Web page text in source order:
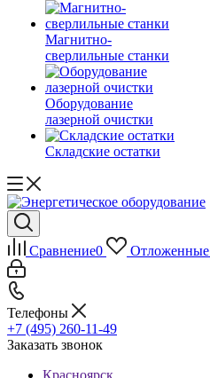
Магнитно-
сверлильные станки
Оборудование
лазерной очистки
Складские остатки
Сравнение0 Отложенные
Телефоны
+7 (495) 260-11-49
Заказать звонок
Красноярск